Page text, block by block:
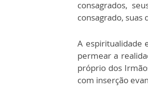
consagrados,
consagrado, suas
A espiritualidade
permear a
próprio dos
com inserção